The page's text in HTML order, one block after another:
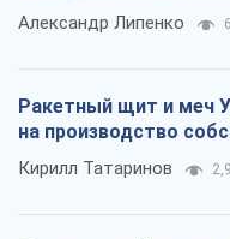
Александр Липенко
Ракетный щит и меч
на производство
Кирилл Татаринов